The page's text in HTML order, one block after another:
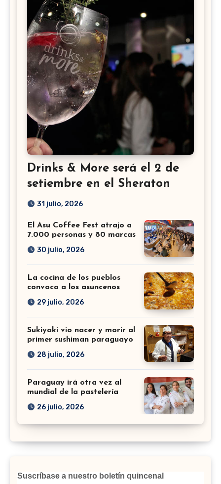
Drinks & More será el 2 de
setiembre en el Sheraton
31 julio, 2026
El Asu Coffee Fest atrajo a
7.000 personas y 80 marcas
30 julio, 2026
La cocina de los pueblos
convoca a los asuncenos
29 julio, 2026
Sukiyaki vio nacer y morir al
primer sushiman paraguayo
28 julio, 2026
Paraguay irá otra vez al
mundial de la pastelería
26 julio, 2026
Suscríbase a nuestro boletín quincenal